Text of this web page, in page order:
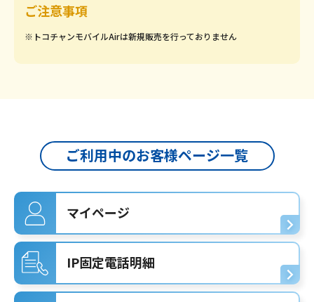
ご注意事項
※トコチャンモバイルAirは新規販売を行っておりません
ご利用中のお客様ページ一覧
マイページ
IP固定電話明細